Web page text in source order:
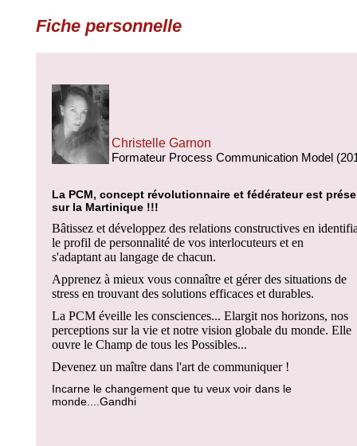
Fiche personnelle
Christelle Garnon
Formateur Process Communication Model
La PCM, concept révolutionnaire et fédérateur est
sur la Martinique !!!
Bâtissez et développez des relations constructives en
le profil de personnalité de vos interlocuteurs et en
s'adaptant au langage de chacun.
Apprenez à mieux vous connaître et gérer des situations de
stress en trouvant des solutions efficaces et durables.
La PCM éveille les consciences... Elargit nos horizons, nos
perceptions sur la vie et notre vision globale du monde. Elle
ouvre le Champ de tous les Possibles...
Devenez un maître dans l'art de communiquer !
Incarne le changement que tu veux voir dans le
monde....Gandhi